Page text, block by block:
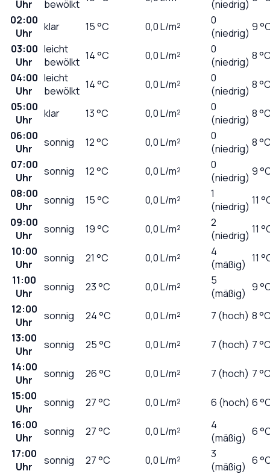
Uhr
bewölkt
(niedrig)
02:00
Uhr
klar 15°C 0,0L/m²
0
(niedrig) 9
03:00
Uhr
leicht
bewölkt 14°C 0,0L/m²
0
(niedrig) 8
04:00
Uhr
leicht
bewölkt 14°C 0,0L/m²
0
(niedrig) 8
05:00
Uhr
klar 13°C 0,0L/m²
0
(niedrig) 8
06:00
Uhr
sonnig 12°C 0,0L/m²
0
(niedrig) 8
07:00
Uhr
sonnig 12°C 0,0L/m²
0
(niedrig) 9
08:00
Uhr
sonnig 15°C 0,0L/m²
1
(niedrig) 11
09:00
Uhr
sonnig 19°C 0,0L/m²
2
(niedrig) 11
10:00
Uhr
sonnig 21 °C 0,0L/m²
4
(mäßig) 11
11:00
Uhr
sonnig 23°C 0,0L/m²
5
(mäßig) 9
12:00
Uhr
sonnig 24°C 0,0L/m² 7 (hoch) 8
13:00
Uhr
sonnig 25°C 0,0L/m² 7 (hoch) 7
14:00
Uhr
sonnig 26°C 0,0L/m² 7 (hoch) 7
15:00
Uhr
sonnig 27°C 0,0L/m² 6 (hoch) 6
16:00
Uhr
sonnig 27°C 0,0L/m²
4
(mäßig) 6
17:00
Uhr
sonnig 27°C 0,0L/m²
3
(mäßig) 6